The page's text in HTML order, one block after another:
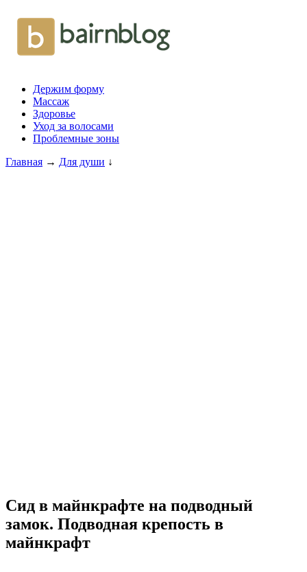
Держим форму
Массаж
Здоровье
Уход за волосами
Проблемные зоны
Главная → Для души ↓
Сид в майнкрафте на подводный
замок. Подводная крепость в
майнкрафт